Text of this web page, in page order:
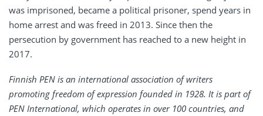
was imprisoned, became a political prisoner, spend years in
home arrest and was freed in 2013. Since then the
persecution by government has reached to a new height in
2017.
Finnish PEN is an international association of writers
promoting freedom of expression founded in 1928. It is part of
PEN International, which operates in over 100 countries, and